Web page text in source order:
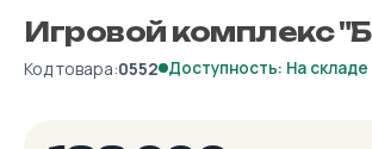
Игровой комплекс
Код товара:0552 Доступность: На складе